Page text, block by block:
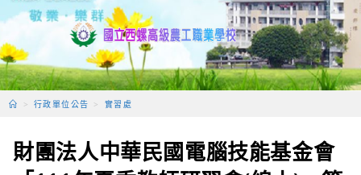
容
> 行政單位公告 > 實習處
財團法人中華民國電腦技能基金會